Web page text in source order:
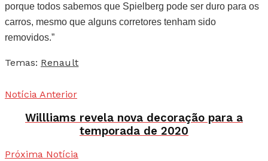
porque todos sabemos que Spielberg pode ser duro para os
carros, mesmo que alguns corretores tenham sido
removidos.”
Temas: Renault
Notícia Anterior
Willliams revela nova decoração para a
temporada de 2020
Próxima Notícia